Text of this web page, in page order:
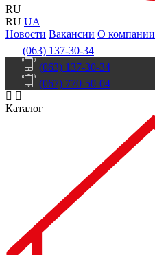
RU
RU UA
Новости Вакансии О компании
(063) 137-30-34
(063) 137-30-34
(067) 770-50-04
Каталог